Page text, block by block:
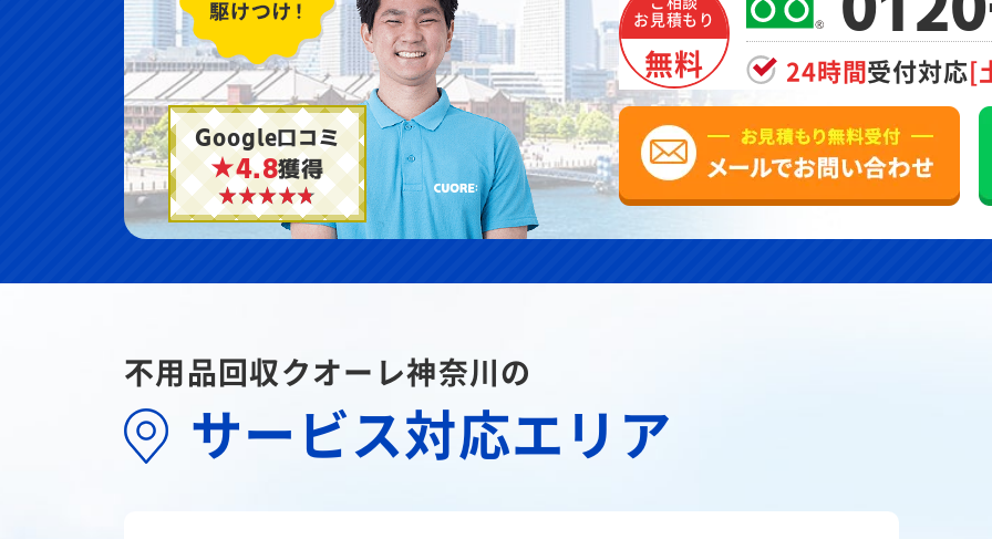
Google口コミ
★4.8獲得
お見積もり
無料 24時間受付対応[
不用品回収クオーレ神奈川の
サービス対応エリア